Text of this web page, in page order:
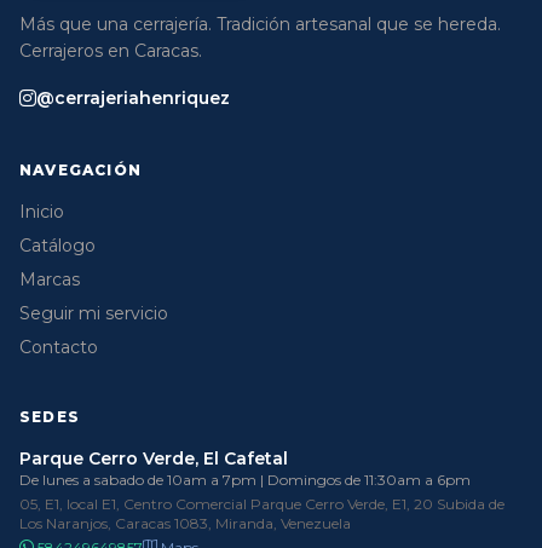
Más que una cerrajería. Tradición artesanal que se hereda.
Cerrajeros en Caracas.
@cerrajeriahenriquez
NAVEGACIÓN
Inicio
Catálogo
Marcas
Seguir mi servicio
Contacto
SEDES
Parque Cerro Verde, El Cafetal
De lunes a sabado de 10am a 7pm | Domingos de 11:30am a 6pm
05, E1, local E1, Centro Comercial Parque Cerro Verde, E1, 20 Subida de
Los Naranjos, Caracas 1083, Miranda, Venezuela